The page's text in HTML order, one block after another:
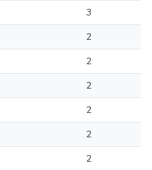
3
2
2
2
2
2
2